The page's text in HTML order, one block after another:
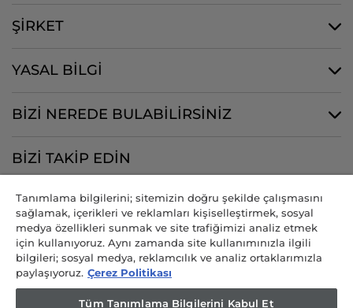
ŞİRKET
YASAL BİLGİ
BİZİ NEREDE BULABİLİRSİNİZ
BİZİ TAKİP EDİN
CANDY HOOVER GROUP S.r.I. - Tek Hissedar - MERKEZİ OFİS: Via
Comolli, 57 - 20861 Brugherio (MB) - İtalya - İDARİ OFİSLER: Via
Privata Eden Fumagalli snc - 20861 Brugherio (MB) ve Via Trento n.
+39.039.2086.237 - Sermaye 35.000.000.00 € iv - Vergi kodu ve
Tanımlama bilgilerini; sitemizin doğru şekilde çalışmasını
sağlamak, içerikleri ve reklamları kişiselleştirmek, sosyal
medya özellikleri sunmak ve site trafiğimizi analiz etmek
için kullanıyoruz. Aynı zamanda site kullanımınızla ilgili
bilgileri; sosyal medya, reklamcılık ve analiz ortaklarımızla
paylaşıyoruz. Çerez Politikası
Tüm Tanımlama Bilgilerini Kabul Et